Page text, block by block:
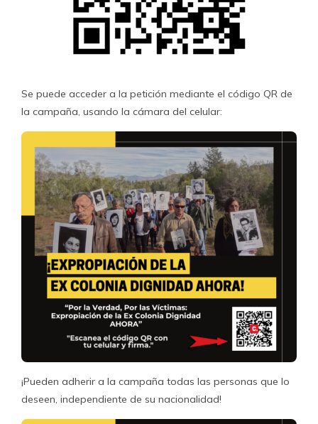
Se puede acceder a la petición mediante el código QR de
la campaña, usando la cámara del celular:
¡Pueden adherir a la campaña todas las personas que lo
deseen, independiente de su nacionalidad!